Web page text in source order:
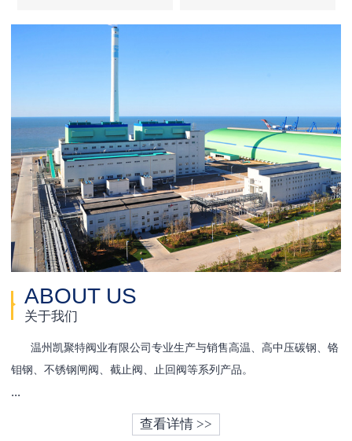
ABOUT US
关于我们
温州凯聚特阀业有限公司专业生产与销售高温、高中压碳钢、铬
钼钢、不锈钢闸阀、截止阀、止回阀等系列产品。
...
查看详情 >>